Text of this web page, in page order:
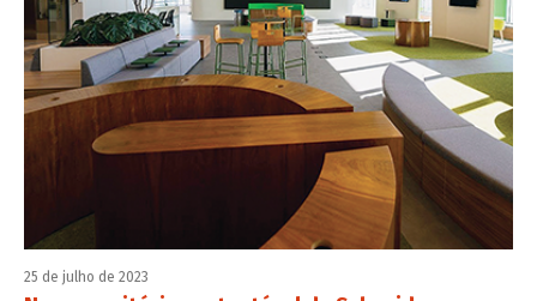
25 de julho de 2023